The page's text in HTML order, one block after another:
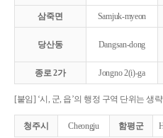
삼죽면 Samjuk-myeon
당산동 Dangsan-dong
종로 2가 Jongno 2(i)-ga
[붙임] ‘시, 군, 읍’의 행정 구역 단위는 생
청주시 Cheongju 함평군